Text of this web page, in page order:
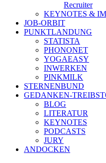
Recruiter
KEYNOTES &
JOB-ORBIT
PUNKTLANDUNG
STATISTA
PHONONET
YOGAEASY
INWERKEN
PINKMILK
STERNENBUND
GEDANKEN-
BLOG
LITERATUR
KEYNOTES
PODCASTS
JURY
ANDOCKEN